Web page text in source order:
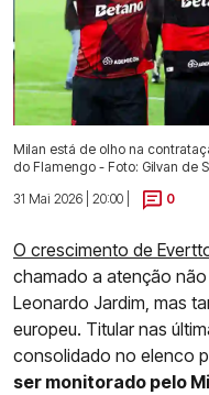
Milan está de olho na
do Flamengo - Foto: Gilvan de
31 Mai 2026 | 20:00 |
0
O crescimento de
chamado a atenção
Leonardo Jardim, mas
europeu. Titular nas
consolidado no elenco
ser monitorado pelo